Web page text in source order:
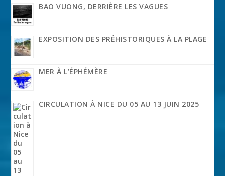
BAO VUONG, DERRIÈRE LES VAGUES
EXPOSITION DES PRÉHISTORIQUES À LA PLAGE
MER À L’ÉPHÉMÈRE
CIRCULATION À NICE DU 05 AU 13 JUIN 2025